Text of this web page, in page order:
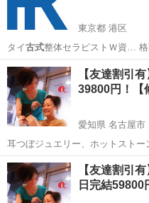
東京都 港区
タイ古式整体セラピストＷ資… 格
Ｗ資… シャル講座ではタイ古式
東京 港区 その他
【友達割引
39800円！【
愛知県 名古屋市
耳つぼジュエリー、ホットストー
愛知 名古屋市 整体
【友達割引
日完結